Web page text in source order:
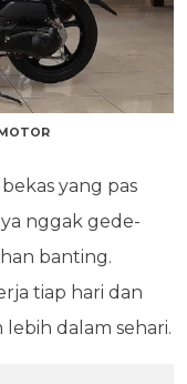
yang pas
nggak gede-
banting.
tiap hari dan
lebih dalam sehari.